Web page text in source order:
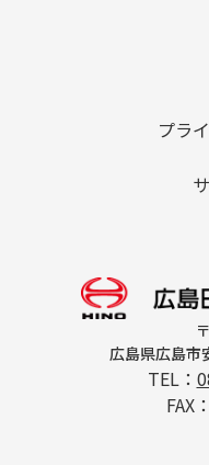
広島県広島市
TEL：
FAX
プラ